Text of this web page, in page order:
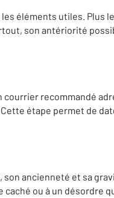
éléments utiles. Plus
son antériorité
recommandé
étape permet de
son ancienneté et sa
caché ou à un désordre